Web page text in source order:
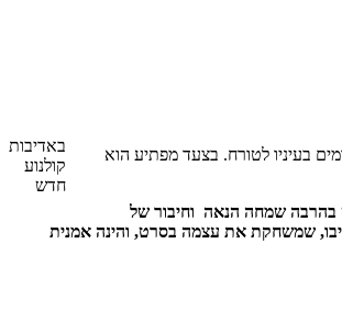
באדיבות
קולנוע
חדש
בעיניו לטורח. בצעד מפתיע הוא
את הסרט בהרבה שמחה הנאה וחיבור של
שמשחקת את עצמה בסרט, והינה אמנית